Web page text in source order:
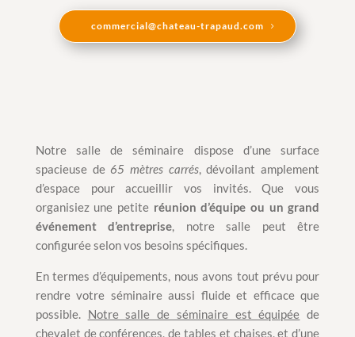
commercial@chateau-trapaud.com
Notre salle de séminaire dispose d’une surface
spacieuse de65 mètres carrés, dévoilant amplement
d’espace pour accueillir vos invités. Que vous
organisiez une petite réunion d’équipe ou un grand
événement d’entreprise, notre salle peut être
configurée selon vos besoins spécifiques.
En termes d’équipements, nous avons tout prévu pour
rendre votre séminaire aussi fluide et efficace que
possible. Notre salle de séminaire est équipée de
chevalet de conférences, de tables et chaises, et d’une